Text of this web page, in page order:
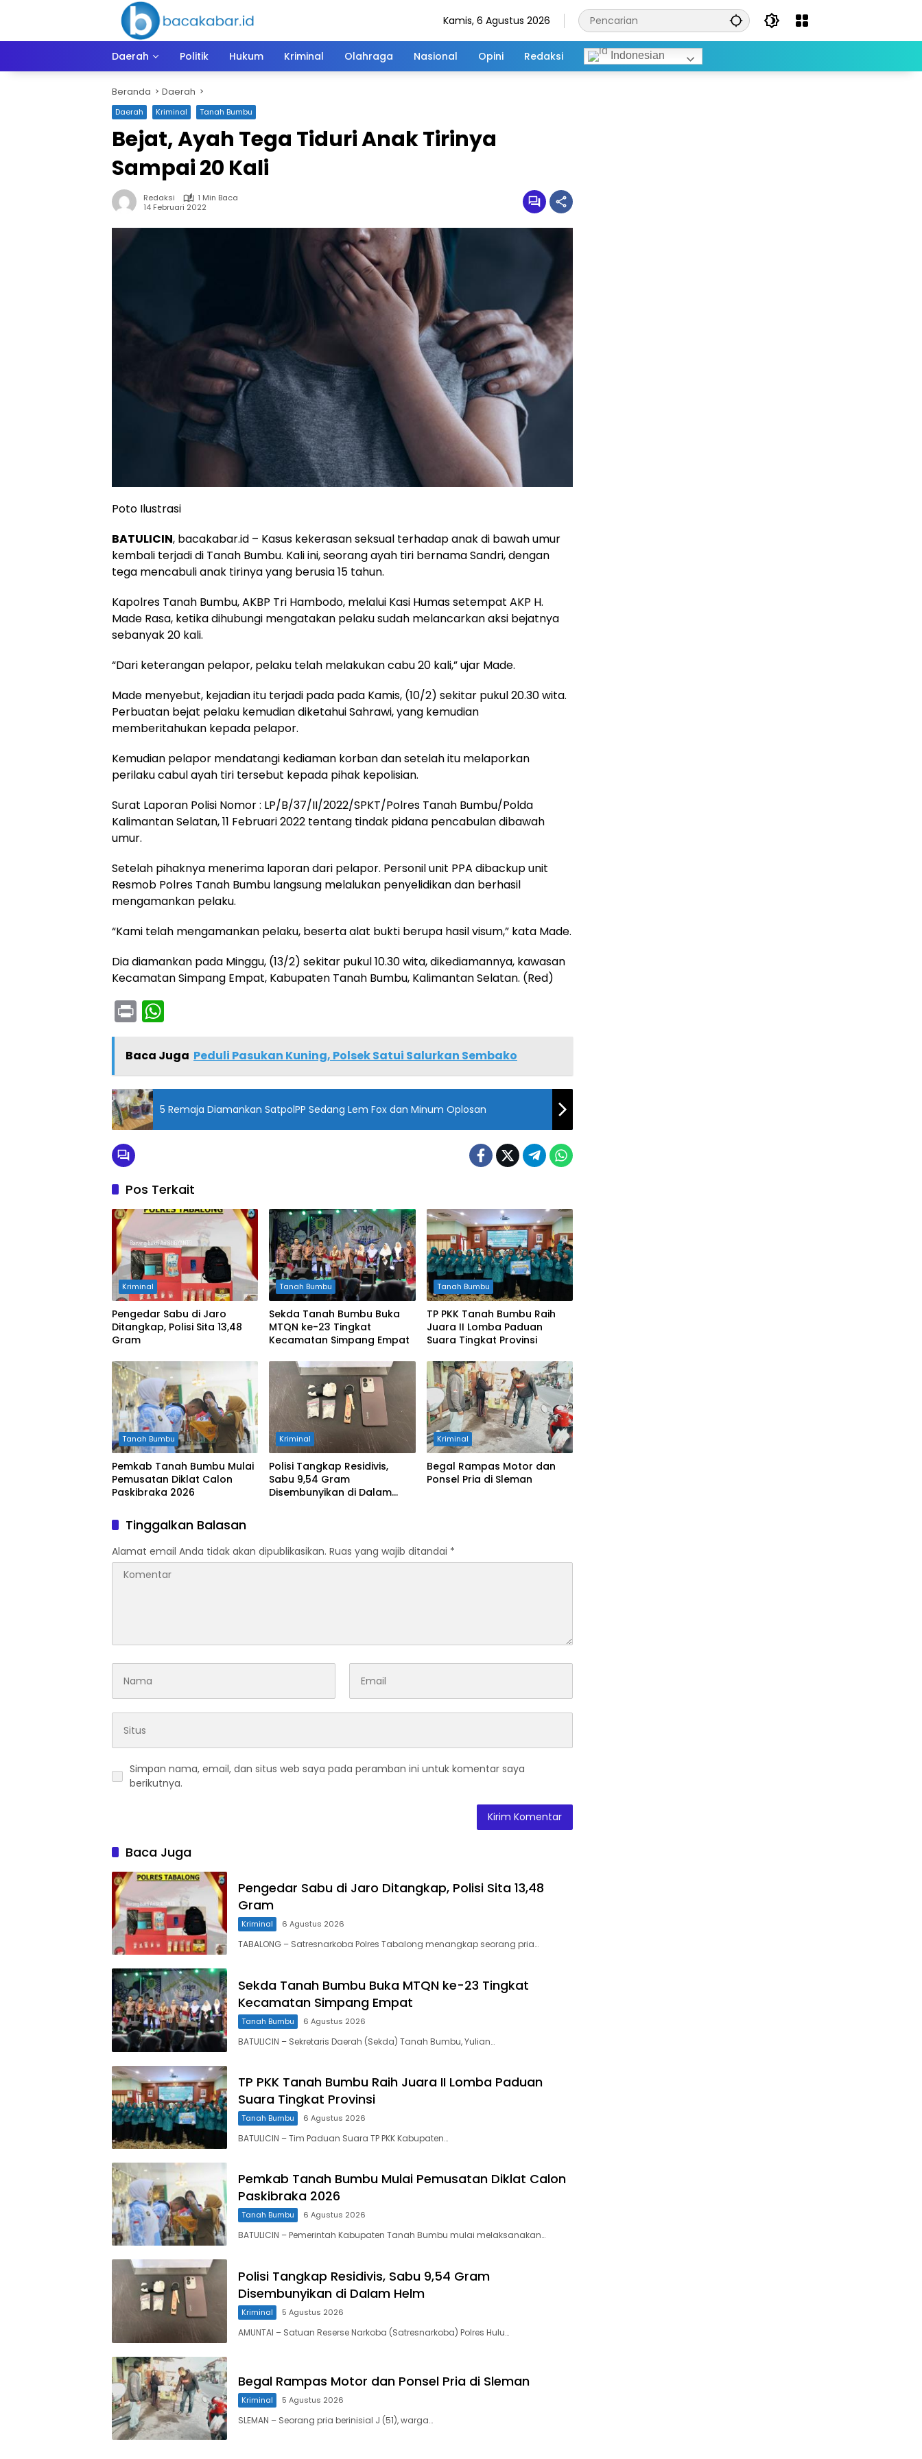
Kamis, 6 Agustus 2026
Daerah Politik Hukum Kriminal Olahraga Nasional Opini Redaksi Indonesian
Beranda Daerah
Daerah Kriminal Tanah Bumbu
Bejat, Ayah Tega Tiduri Anak Tirinya
Sampai 20 Kali
Redaksi
1 Min Baca
14 Februari 2022
Poto Ilustrasi
BATULICIN, bacakabar.id – Kasus kekerasan seksual terhadap anak di bawah umur
kembali terjadi di Tanah Bumbu. Kali ini, seorang ayah tiri bernama Sandri, dengan
tega mencabuli anak tirinya yang berusia 15 tahun.
Kapolres Tanah Bumbu, AKBP Tri Hambodo, melalui Kasi Humas setempat AKP H.
Made Rasa, ketika dihubungi mengatakan pelaku sudah melancarkan aksi bejatnya
sebanyak 20 kali.
“Dari keterangan pelapor, pelaku telah melakukan cabu 20 kali,” ujar Made.
Made menyebut, kejadian itu terjadi pada pada Kamis, (10/2) sekitar pukul 20.30 wita.
Perbuatan bejat pelaku kemudian diketahui Sahrawi, yang kemudian
memberitahukan kepada pelapor.
Kemudian pelapor mendatangi kediaman korban dan setelah itu melaporkan
perilaku cabul ayah tiri tersebut kepada pihak kepolisian.
Surat Laporan Polisi Nomor : LP/B/37/II/2022/SPKT/Polres Tanah Bumbu/Polda
Kalimantan Selatan, 11 Februari 2022 tentang tindak pidana pencabulan dibawah
umur.
Setelah pihaknya menerima laporan dari pelapor. Personil unit PPA dibackup unit
Resmob Polres Tanah Bumbu langsung melalukan penyelidikan dan berhasil
mengamankan pelaku.
“Kami telah mengamankan pelaku, beserta alat bukti berupa hasil visum,” kata Made.
Dia diamankan pada Minggu, (13/2) sekitar pukul 10.30 wita, dikediamannya, kawasan
Kecamatan Simpang Empat, Kabupaten Tanah Bumbu, Kalimantan Selatan. (Red)
Pr
in
t a
ts
A
p
Baca Juga Peduli Pasukan Kuning, Polsek Satui Salurkan Sembako
5 Remaja Diamankan SatpolPP Sedang Lem Fox dan Minum Oplosan
Pos Terkait
Kriminal
Pengedar Sabu di Jaro
Ditangkap, Polisi Sita 13,48
Gram
Tanah Bumbu
Sekda Tanah Bumbu Buka
MTQN ke-23 Tingkat
Kecamatan Simpang Empat
Tanah Bumbu
TP PKK Tanah Bumbu Raih
Juara II Lomba Paduan
Suara Tingkat Provinsi
Tanah Bumbu
Pemkab Tanah Bumbu Mulai
Pemusatan Diklat Calon
Paskibraka 2026
Kriminal
Polisi Tangkap Residivis,
Sabu 9,54 Gram
Disembunyikan di Dalam
Kriminal
Begal Rampas Motor dan
Ponsel Pria di Sleman
Tinggalkan Balasan
Alamat email Anda tidak akan dipublikasikan. Ruas yang wajib ditandai *
Simpan nama, email, dan situs web saya pada peramban ini untuk komentar saya
berikutnya.
Baca Juga
Pengedar Sabu di Jaro Ditangkap, Polisi Sita 13,48
Gram
Kriminal 6 Agustus 2026
TABALONG – Satresnarkoba Polres Tabalong menangkap seorang pria…
Sekda Tanah Bumbu Buka MTQN ke-23 Tingkat
Kecamatan Simpang Empat
Tanah Bumbu 6 Agustus 2026
BATULICIN – Sekretaris Daerah (Sekda) Tanah Bumbu, Yulian…
TP PKK Tanah Bumbu Raih Juara II Lomba Paduan
Suara Tingkat Provinsi
Tanah Bumbu 6 Agustus 2026
BATULICIN – Tim Paduan Suara TP PKK Kabupaten…
Pemkab Tanah Bumbu Mulai Pemusatan Diklat Calon
Paskibraka 2026
Tanah Bumbu 6 Agustus 2026
BATULICIN – Pemerintah Kabupaten Tanah Bumbu mulai melaksanakan…
Polisi Tangkap Residivis, Sabu 9,54 Gram
Disembunyikan di Dalam Helm
Kriminal 5 Agustus 2026
AMUNTAI – Satuan Reserse Narkoba (Satresnarkoba) Polres Hulu…
Begal Rampas Motor dan Ponsel Pria di Sleman
Kriminal 5 Agustus 2026
SLEMAN – Seorang pria berinisial J (51), warga…